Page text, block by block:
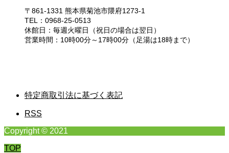
〒861-1331 熊本県菊池市隈府1273-1
TEL：0968-25-0513
休館日：毎週火曜日（祝日の場合は翌日）
営業時間：10時00分～17時00分（足湯は18時まで）
特定商取引法に基づく表記
RSS
Copyright © 2021
TOP